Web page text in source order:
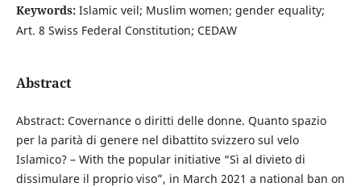
Keywords: Islamic veil; Muslim women; gender equality;
Art. 8 Swiss Federal Constitution; CEDAW
Abstract
Abstract: Covernance o diritti delle donne. Quanto spazio
per la parità di genere nel dibattito svizzero sul velo
Islamico? – With the popular initiative “Sì al divieto di
dissimulare il proprio viso”, in March 2021 a national ban on